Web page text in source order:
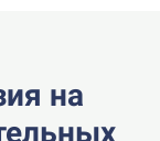
на